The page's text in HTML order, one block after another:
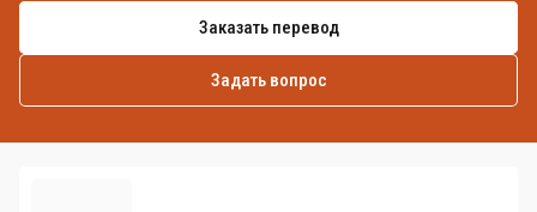
Заказать перевод
Задать вопрос